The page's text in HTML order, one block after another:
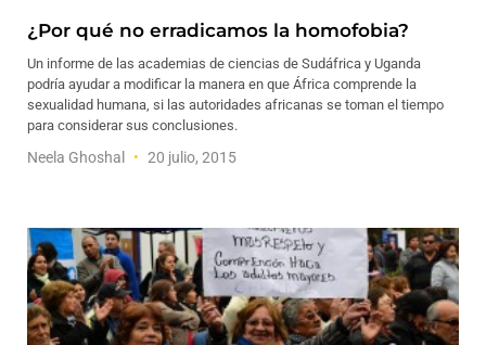
¿Por qué no erradicamos la homofobia?
Un informe de las academias de ciencias de Sudáfrica y Uganda
podría ayudar a modificar la manera en que África comprende la
sexualidad humana, si las autoridades africanas se toman el tiempo
para considerar sus conclusiones.
Neela Ghoshal 20 julio, 2015